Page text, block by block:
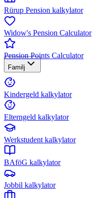
Rürup Pension kalkylator
Widow's Pension Calculator
Pension Points Calculator
Familj
Kindergeld kalkylator
Elterngeld kalkylator
Werkstudent kalkylator
BAföG kalkylator
Jobbil kalkylator